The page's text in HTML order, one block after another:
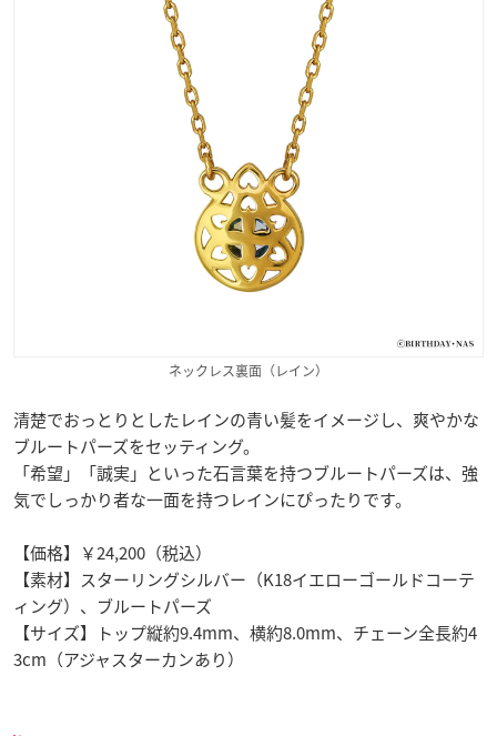
ネックレス裏面（レイン）
清楚でおっとりとしたレインの青い髪をイメージし、爽やかな
ブルートパーズをセッティング。
「希望」「誠実」といった石言葉を持つブルートパーズは、強
気でしっかり者な一面を持つレインにぴったりです。
【価格】￥24,200（税込）
【素材】スターリングシルバー（K18イエローゴールドコーテ
ィング）、ブルートパーズ
【サイズ】トップ縦約9.4mm、横約8.0mm、チェーン全長約4
3cm（アジャスターカンあり）